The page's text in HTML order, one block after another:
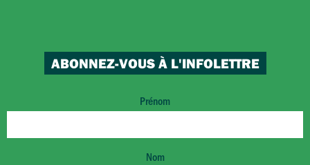
ABONNEZ-VOUS À L'INFOLETTRE
Prénom
Nom